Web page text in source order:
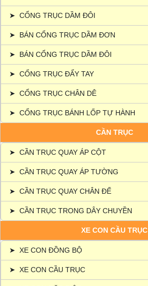
➤ CỔNG TRỤC DẦM ĐÔI
➤ BÁN CỔNG TRỤC DẦM ĐƠN
➤ BÁN CỔNG TRỤC DẦM ĐÔI
➤ CỔNG TRỤC ĐẨY TAY
➤ CỔNG TRỤC CHÂN DÊ
➤ CỔNG TRỤC BÁNH LỐP TỰ HÀNH
CẦN TRỤC
➤ CẦN TRỤC QUAY ÁP CỘT
➤ CẦN TRỤC QUAY ÁP TƯỜNG
➤ CẦN TRỤC QUAY CHÂN ĐẾ
➤ CẦN TRỤC TRONG DÂY CHUYỀN
XE CON CẦU TRỤC
➤ XE CON ĐỒNG BỘ
➤ XE CON CẦU TRỤC